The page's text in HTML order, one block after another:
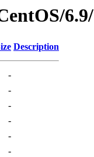
Description
-
-
-
-
-
-